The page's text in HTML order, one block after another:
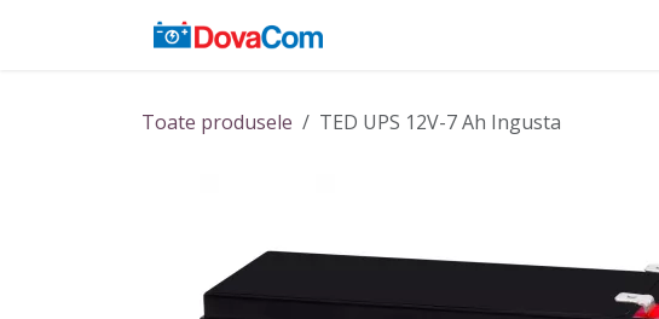
Toate produsele TED UPS 12V-7 Ah Ingusta